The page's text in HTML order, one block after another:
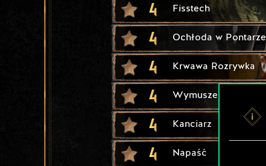
4 Fisstech
4 Ochłoda w Pontarze
4 Krwawa Rozrywka
4 Wymuszenie
4 Kanciarz
4 Napaść